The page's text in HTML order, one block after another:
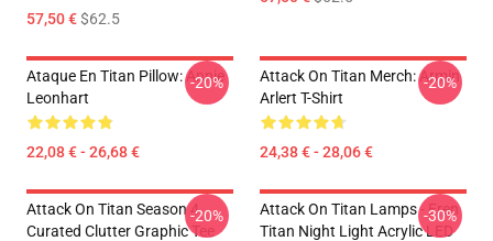
57,50 €$62.5
Ataque En Titan Pillow: Annie
Leonhart
22,08 € - 26,68 €
-20%
Attack On Titan Merch: Armin
Arlert T-Shirt
24,38 € - 28,06 €
-20%
Attack On Titan Season 4
Curated Clutter Graphic Tee
-20%
Attack On Titan Lamps - Eren
Titan Night Light Acrylic LED
-30%